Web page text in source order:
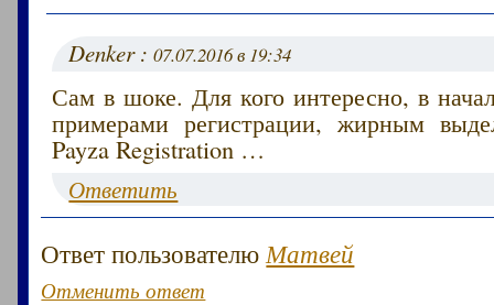
Denker :07.07.2016 в 19:34
Сам в шоке. Для кого интересно, в
примерами регистрации, жирным
Payza Registration …
Ответить
Ответ пользователюМатвей
Отменить ответ